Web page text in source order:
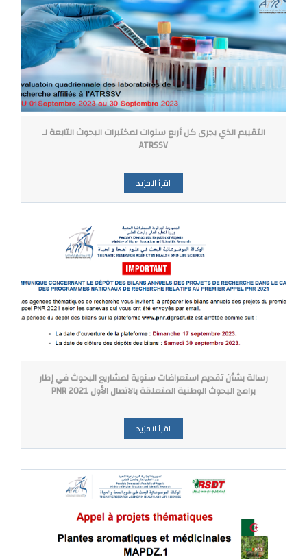
التقييم الذي يجرى كل أربع سنوات لمختبرات البحوث التابعة لـ
ATRSSV
اقرأ المزيد
رسالة بشأن تقديم استعراضات سنوية لمشاريع البحوث في إطار
برامج البحوث الوطنية المتعلقة بالاتصال الأول PNR 2021
اقرأ المزيد